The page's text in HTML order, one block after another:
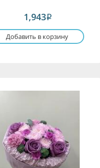
1,943i
Добавить в корзину